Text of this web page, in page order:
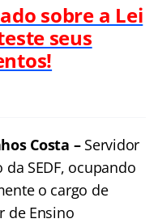
sobre a Lei
seus
Costa – Servidor
da SEDF, ocupando
o cargo de
de Ensino